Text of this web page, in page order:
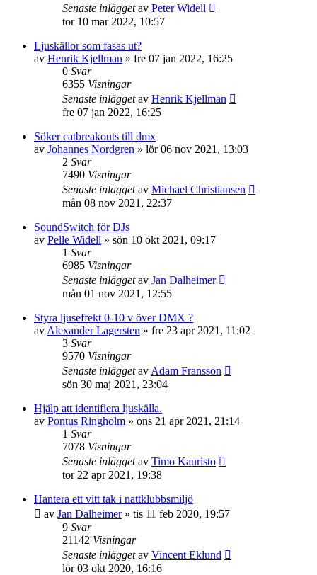
Senaste inläggetav Peter Widell
tor 10 mar 2022, 10:57
Ljuskällor som fasas ut?
av Henrik Kjellman » fre 07 jan 2022, 16:25
0 Svar
6355 Visningar
Senaste inläggetav Henrik Kjellman
fre 07 jan 2022, 16:25
Söker catbreakouts till dmx
av Johannes Nordgren » lör 06 nov 2021, 13:03
2 Svar
7490 Visningar
Senaste inläggetav Michael Christiansen
mån 08 nov 2021, 22:37
SoundSwitch för DJs
av Pelle Widell » sön 10 okt 2021, 09:17
1 Svar
6985 Visningar
Senaste inläggetav Jan Dalheimer
mån 01 nov 2021, 12:55
Styra ljuseffekt 0-10 v över DMX ?
av Alexander Lagersten » fre 23 apr 2021, 11:02
3 Svar
9570 Visningar
Senaste inläggetav Adam Fransson
sön 30 maj 2021, 23:04
Hjälp att identifiera ljuskälla.
av Pontus Ringholm » ons 21 apr 2021, 21:14
1 Svar
7078 Visningar
Senaste inläggetav Timo Kauristo
tor 22 apr 2021, 19:38
Hantera ett vitt tak i nattklubbsmiljö
av Jan Dalheimer» tis 11 feb 2020, 19:57
9 Svar
21142 Visningar
Senaste inläggetav Vincent Eklund
lör 03 okt 2020, 16:16